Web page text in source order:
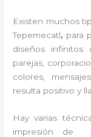
Existen muchos
Tepemecatl, para
diseños infinitos
parejas,
colores,
resulta positivo y
Hay varias
impresión de